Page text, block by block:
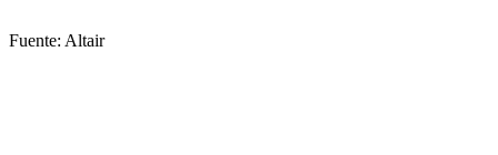
Fuente: Altair